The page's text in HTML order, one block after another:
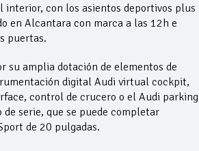
interior, con los asientos deportivos plus
en Alcantara con marca a las 12h e
puertas.
su amplia dotación de elementos de
digital Audi virtual cockpit,
control de crucero o el Audi parking
serie, que se puede completar
de 20 pulgadas.